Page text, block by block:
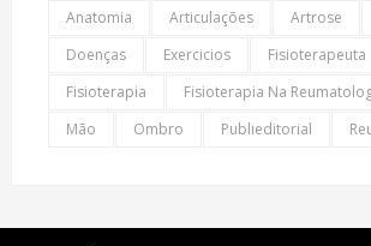
Anatomia Articulações Artrose
Doenças
Exercicios
Fisioterapeuta
Fisioterapia
Fisioterapia Na
Mão
Ombro Publieditorial